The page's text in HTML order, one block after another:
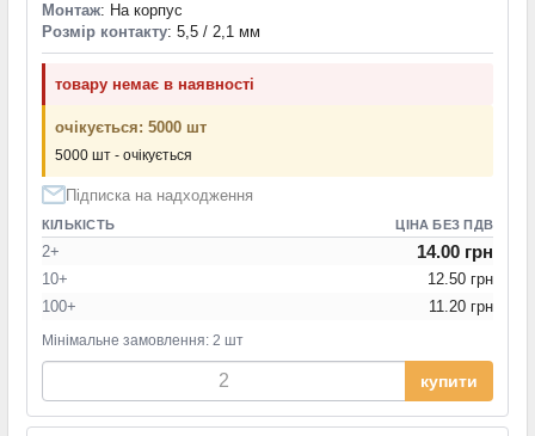
Монтаж: На корпус
Розмір контакту: 5,5 / 2,1 мм
товару немає в наявності
очікується: 5000 шт
5000 шт - очікується
Підписка на надходження
КІЛЬКІСТЬ ЦІНА БЕЗ ПДВ
2+ 14.00 грн
10+
12.50 грн
100+
11.20 грн
Мінімальне замовлення: 2 шт
купити